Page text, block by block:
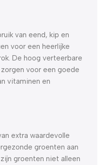
van eend, kip en
voor een heerlijke
De hoog verteerbare
voor een goede
vitaminen en
extra waardevolle
groenten aan
groenten niet alleen